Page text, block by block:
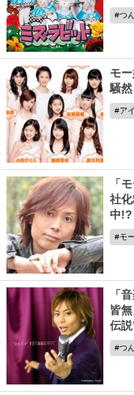
つ
モ
騒
ア
「
社
中!?
モ
「
皆
伝説
つ